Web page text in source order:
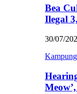
Bea
Ilegal
30/07/